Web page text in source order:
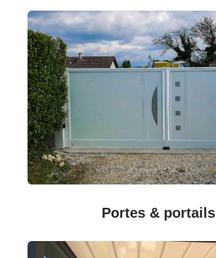
Portes & portails